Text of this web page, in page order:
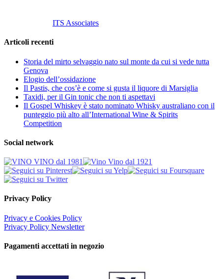
ITS Associates
Articoli recenti
Storia del mirto selvaggio nato sul monte da cui si vede tutta
Genova
Elogio dell’ossidazione
Il Pastis, che cos’è e come si gusta il liquore di Marsiglia
Taxidi, per il Gin tonic che non ti aspettavi
Il Gospel Whiskey è stato nominato Whisky australiano con il
punteggio più alto all’International Wine & Spirits
Competition
Social network
Privacy Policy
Privacy e Cookies Policy
Privacy Policy Newsletter
Pagamenti accettati in negozio